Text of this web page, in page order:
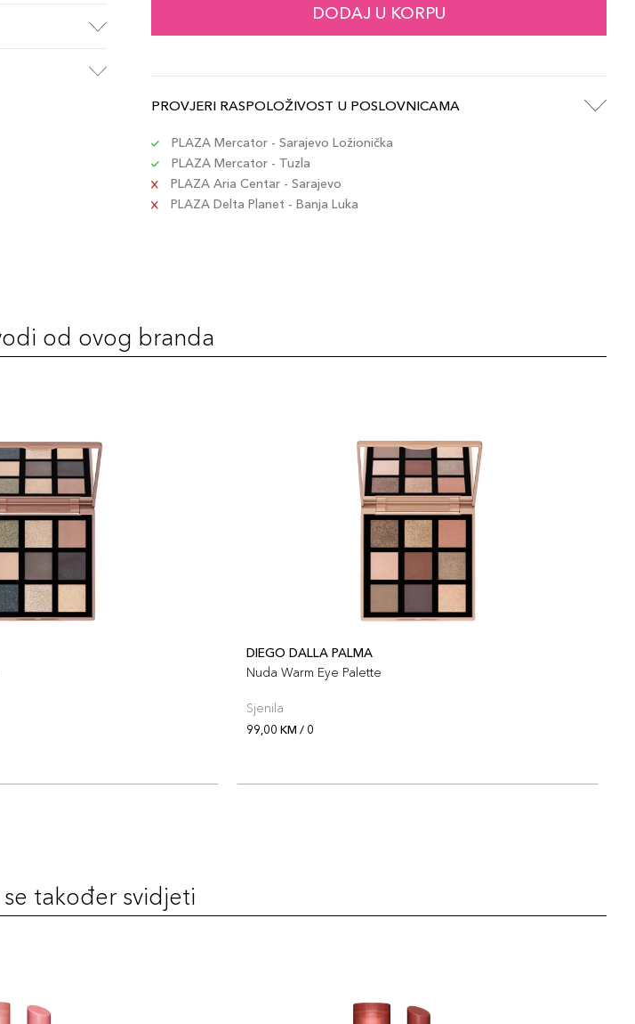
DODAJ U KORPU
PROVJERI RASPOLOŽIVOST U POSLOVNICAMA
PLAZA Mercator - Sarajevo Ložionička
PLAZA Mercator - Tuzla
PLAZA Aria Centar - Sarajevo
PLAZA Delta Planet - Banja Luka
od ovog branda
DIEGO DALLA PALMA
Nuda Warm Eye Palette
Sjenila
99,00 KM / 0
također svidjeti